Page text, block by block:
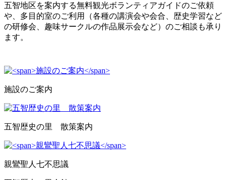
五智地区を案内する無料観光ボランティアガイドのご依頼
や、多目的室のご利用（各種の講演会や会合、歴史学習など
の研修会、趣味サークルの作品展示会など）のご相談も承り
ます。
施設のご案内
五智歴史の里 散策案内
親鸞聖人七不思議